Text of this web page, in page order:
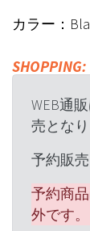
カラー：
SHOPPING:
WEB通
売とな
予約販
予約商
外です。